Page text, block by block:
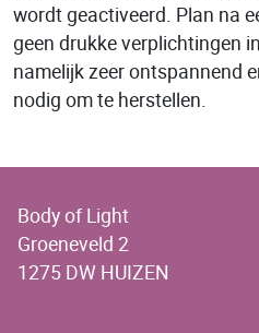
wordt geactiveerd. Plan na
geen drukke verplichtingen
namelijk zeer ontspannend
nodig om te herstellen.
Body of Light
Groeneveld 2
1275 DW HUIZEN